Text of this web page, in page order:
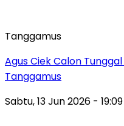
Tanggamus
Agus Ciek Calon
Tanggamus
Sabtu, 13 Jun 2026 -